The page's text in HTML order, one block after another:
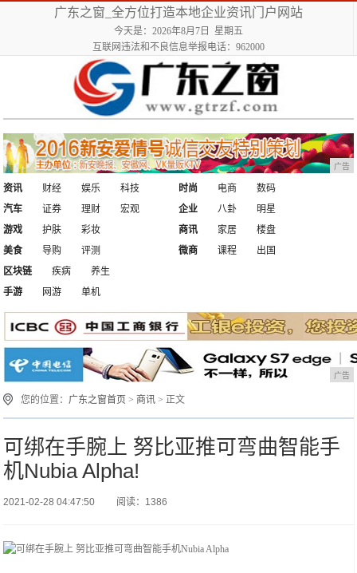
广东之窗_全方位打造本地企业资讯门户网站
今天是：2026年8月7日 星期五
互联网违法和不良信息举报电话：962000
广告
资讯 财经 娱乐
科技
汽车
证券 理财 宏观
时尚 电商
数码
企业
八卦
明星
游戏
护肤
彩妆
美食
导购 评测
商讯 家居
楼盘
微商
课程
出国
区块链
疾病
养生
手游
网游 单机
广告
您的位置： 广东之窗首页 > 商讯 > 正文
可绑在手腕上 努比亚推可弯曲智能手
机Nubia Alpha!
2021-02-28 04:47:50 阅读：1386